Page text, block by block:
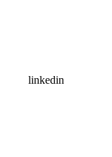
linkedin